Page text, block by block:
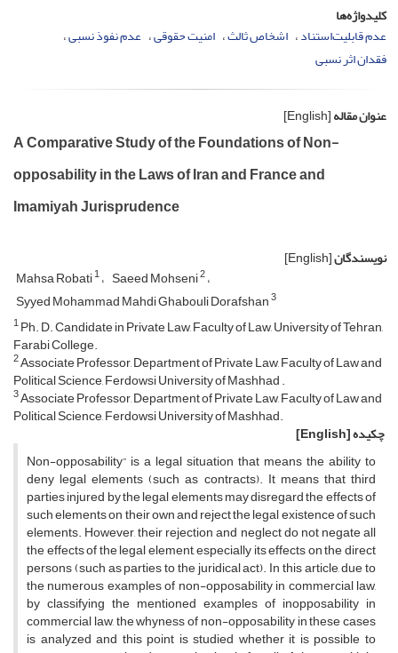
کلیدواژه‌ها
عدم قابلیت‌استناد اشخاص ثالث امنیت حقوقی عدم نفوذ نسبی
فقدان اثر نسبی
عنوان مقاله[English]
A Comparative Study of the Foundations of Non-
opposability in the Laws of Iran and France and
Imamiyah Jurisprudence
نویسندگان[English]
Mahsa Robati1 Saeed Mohseni2
Syyed Mohammad Mahdi Ghabouli Dorafshan3
1Ph. D. Candidate in Private Law, Faculty of Law, University of Tehran,
Farabi College.
2Associate Professor, Department of Private Law, Faculty of Law and
Political Science, Ferdowsi University of Mashhad .
3Associate Professor, Department of Private Law, Faculty of Law and
Political Science, Ferdowsi University of Mashhad.
چکیده[English]
Non-opposability” is a legal situation that means the ability to
deny legal elements (such as contracts). It means that third
parties injured by the legal elements may disregard the effects of
such elements on their own and reject the legal existence of such
elements. However, their rejection and neglect do not negate all
the effects of the legal element, especially its effects on the direct
persons (such as parties to the juridical act). In this article, due to
the numerous examples of non-opposability in commercial law,
by classifying the mentioned examples of inopposability in
commercial law, the whyness of non-opposability in these cases
is analyzed and this point is studied whether it is possible to